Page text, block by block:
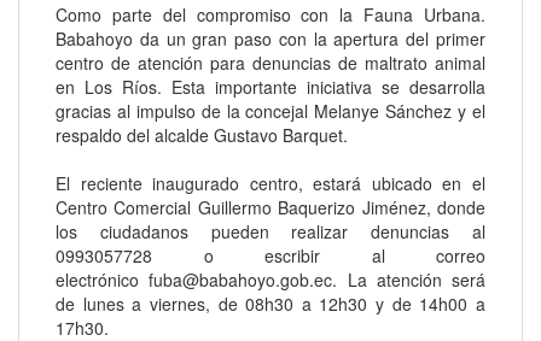
Como parte del compromiso con la Fauna Urbana.
Babahoyo da un gran paso con la apertura del primer
centro de atención para denuncias de maltrato animal
en Los Ríos. Esta importante iniciativa se desarrolla
gracias al impulso de la concejal Melanye Sánchez y el
respaldo del alcalde Gustavo Barquet.
El reciente inaugurado centro, estará ubicado en el
Centro Comercial Guillermo Baquerizo Jiménez, donde
los ciudadanos pueden realizar denuncias al
0993057728 o escribir al correo
electrónicofuba@babahoyo.gob.ec. La atención será
de lunes a viernes, de 08h30 a 12h30 y de 14h00 a
17h30.